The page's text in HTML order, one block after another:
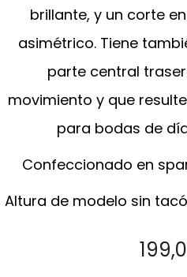
brillante, y un corte
asimétrico. Tiene
parte central
movimiento y que
para bodas de
Confeccionado en
Altura de modelo sin